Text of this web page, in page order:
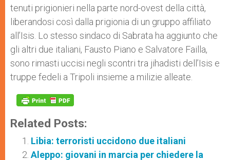
tenuti prigionieri nella parte nord-ovest della città,
liberandosi così dalla prigionia di un gruppo affiliato
all’Isis. Lo stesso sindaco di Sabrata ha aggiunto che
gli altri due italiani, Fausto Piano e Salvatore Failla,
sono rimasti uccisi negli scontri tra jihadisti dell’Isis e
truppe fedeli a Tripoli insieme a milizie alleate.
Related Posts:
Libia: terroristi uccidono due italiani
Aleppo: giovani in marcia per chiedere la